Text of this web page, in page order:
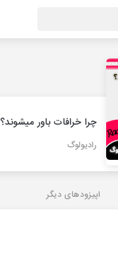
چرا خرافات باور میشوند؟
رادیولوگ
اپیزودهای دیگر